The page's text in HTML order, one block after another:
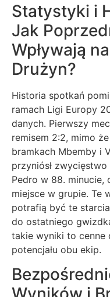
Statystyki i
Jak
Wpływają
Drużyn?
Historia spotkań
ramach Ligi Europy
danych. Pierwszy
remisem 2:2, mimo
bramkach Mbemby i
przyniósł
Pedro w 88. minucie,
miejsce w grupie. Te
potrafią być te
do ostatniego
takie wyniki to cenne
potencjału obu ekip.